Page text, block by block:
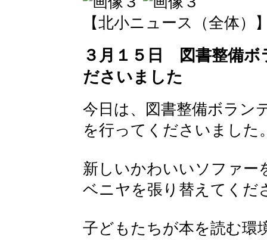
【北小ニュース（全体）
３月１５日 図書整備ボ
ださいました
今日は、図書整備ボラン
を行ってくださいました
新しいかわいいソファー
ベニヤを張り替えてくだ
子どもたちが本を読む環